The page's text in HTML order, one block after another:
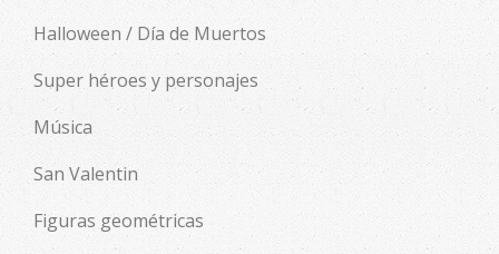
Halloween / Día de Muertos
Super héroes y personajes
Música
San Valentin
Figuras geométricas